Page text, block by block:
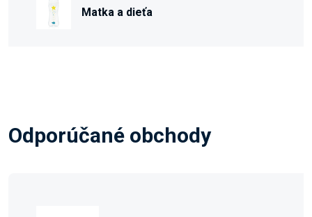
Matka a dieťa
Odporúčané obchody